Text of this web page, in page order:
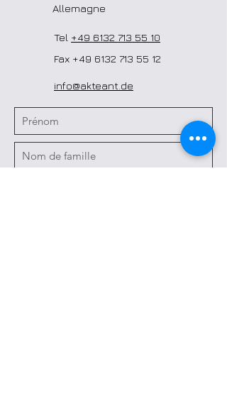
Allemagne
Tel +49 6132 713 55 10
Fax +49 6132 713 55 12
info@akteant.de